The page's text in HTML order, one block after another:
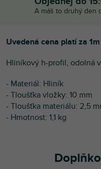
A máš to druhý den
Uvedená cena platí za
Hliníkový h-profil, odolná
- Materiál: Hliník
- Tloušťka vložky: 10 mm
- Tloušťka materiálu: 2,5
- Hmotnost: 1,1 kg